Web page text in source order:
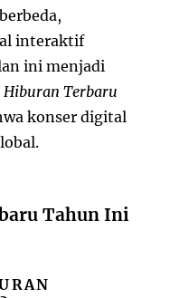
interaktif
ini menjadi
Hiburan Terbaru
konser digital
Tahun Ini